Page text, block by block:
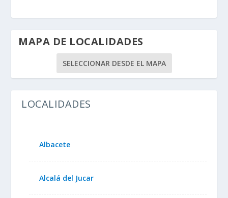
MAPA DE LOCALIDADES
SELECCIONAR DESDE EL MAPA
LOCALIDADES
Albacete
Alcalá del Jucar